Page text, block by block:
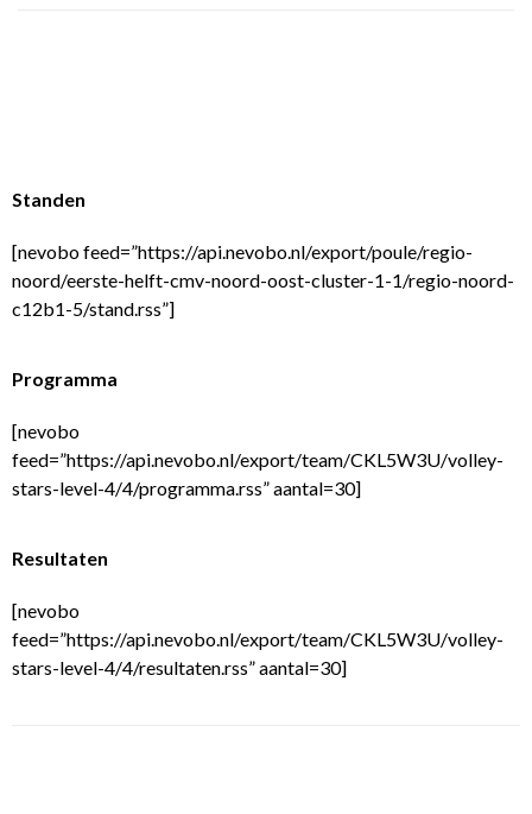
Standen
[nevobo feed=”https://api.nevobo.nl/export/poule/regio-
noord/eerste-helft-cmv-noord-oost-cluster-1-1/regio-noord-
c12b1-5/stand.rss”]
Programma
[nevobo
feed=”https://api.nevobo.nl/export/team/CKL5W3U/volley-
stars-level-4/4/programma.rss” aantal=30]
Resultaten
[nevobo
feed=”https://api.nevobo.nl/export/team/CKL5W3U/volley-
stars-level-4/4/resultaten.rss” aantal=30]